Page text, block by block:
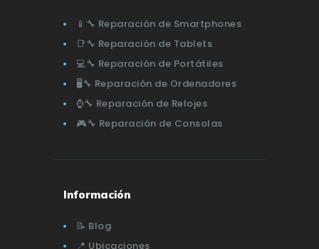
📱🔧 Reparación de Smartphones
📑🔧 Reparación de Tablets
💻🔧 Reparación de Portátiles
🖥️🔧 Reparación de Ordenadores
⌚🔧 Reparación de Relojes
🎮🔧 Reparación de Consolas
Información
📝 Blog
📍 Ubicaciones